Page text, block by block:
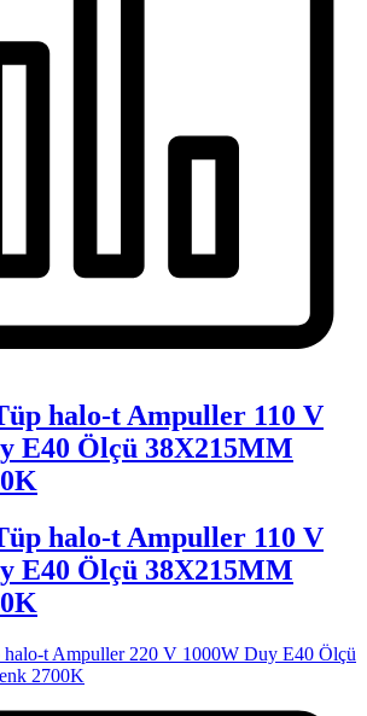
halo-t Ampuller 110 V
E40 Ölçü 38X215MM
halo-t Ampuller 110 V
E40 Ölçü 38X215MM